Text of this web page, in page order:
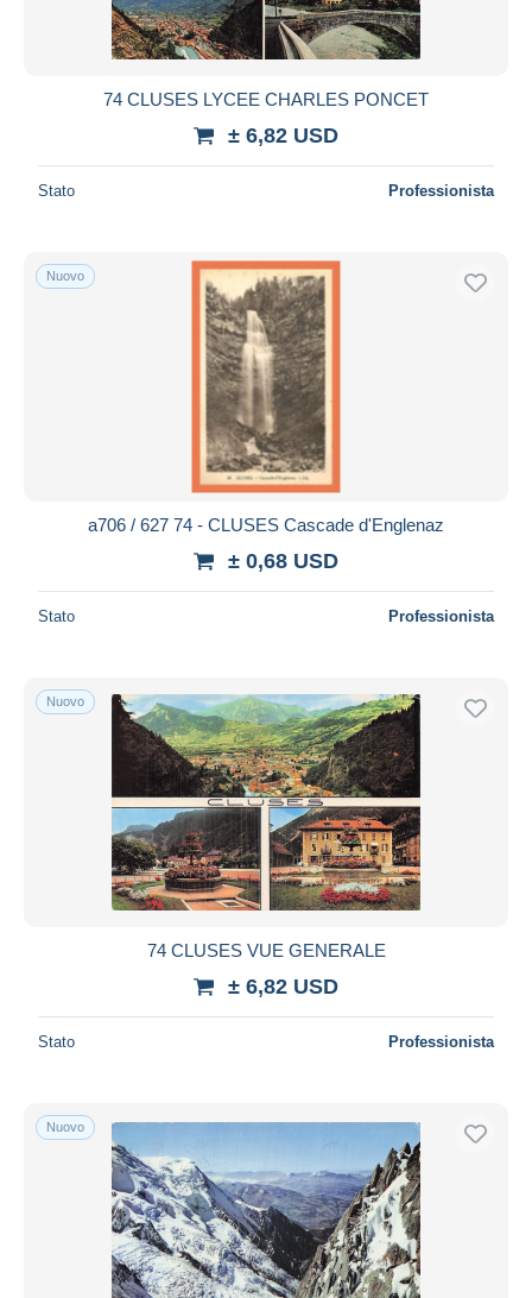
74 CLUSES LYCEE CHARLES PONCET
± 6,82 USD
Stato Professionista
Nuovo
a706 / 627 74 - CLUSES Cascade d'Englenaz
± 0,68 USD
Stato Professionista
Nuovo
74 CLUSES VUE GENERALE
± 6,82 USD
Stato Professionista
Nuovo